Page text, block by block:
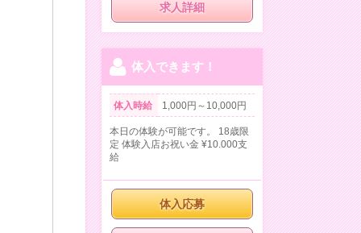
求人詳細
体入できます！
体入時給 1,000円～10,000円
本日の体験が可能です。 18歳限
定 体験入店お祝い金 ¥10.000支
給
体入応募